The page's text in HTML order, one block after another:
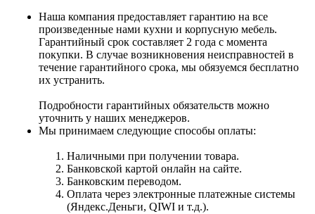
Наша компания предоставляет гарантию на все
произведенные нами кухни и корпусную мебель.
Гарантийный срок составляет 2 года с момента
покупки. В случае возникновения неисправностей в
течение гарантийного срока, мы обязуемся бесплатно
их устранить.
Подробности гарантийных обязательств можно
уточнить у наших менеджеров.
Мы принимаем следующие способы оплаты:
Наличными при получении товара.
Банковской картой онлайн на сайте.
Банковским переводом.
Оплата через электронные платежные системы
(Яндекс.Деньги, QIWI и т.д.).